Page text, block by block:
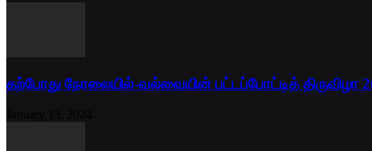
தற்போது நேரலையில்-வல்வையின் பட்டப்போட்டித் திருவிழா